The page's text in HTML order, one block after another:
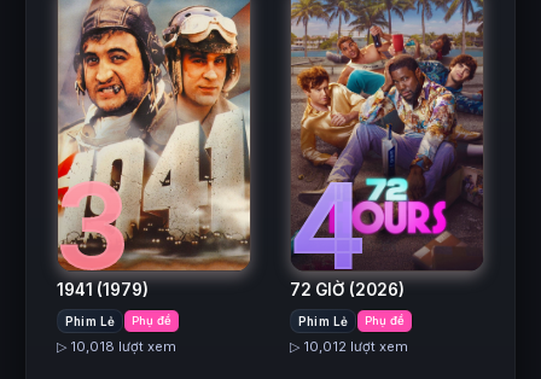
3
1941 (1979)
Phim Lẻ Phụ đề
▷ 10,018 lượt xem
4
72 GIỜ (2026)
Phim Lẻ Phụ đề
▷ 10,012 lượt xem